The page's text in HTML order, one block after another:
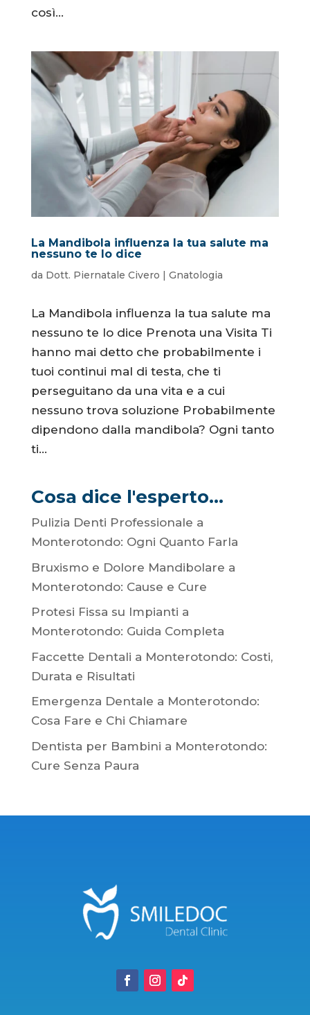
così...
La Mandibola influenza la tua salute ma
nessuno te lo dice
da Dott. Piernatale Civero | Gnatologia
La Mandibola influenza la tua salute ma
nessuno te lo dice Prenota una Visita Ti
hanno mai detto che probabilmente i
tuoi continui mal di testa, che ti
perseguitano da una vita e a cui
nessuno trova soluzione Probabilmente
dipendono dalla mandibola? Ogni tanto
ti...
Cosa dice l'esperto...
Pulizia Denti Professionale a
Monterotondo: Ogni Quanto Farla
Bruxismo e Dolore Mandibolare a
Monterotondo: Cause e Cure
Protesi Fissa su Impianti a
Monterotondo: Guida Completa
Faccette Dentali a Monterotondo: Costi,
Durata e Risultati
Emergenza Dentale a Monterotondo:
Cosa Fare e Chi Chiamare
Dentista per Bambini a Monterotondo:
Cure Senza Paura